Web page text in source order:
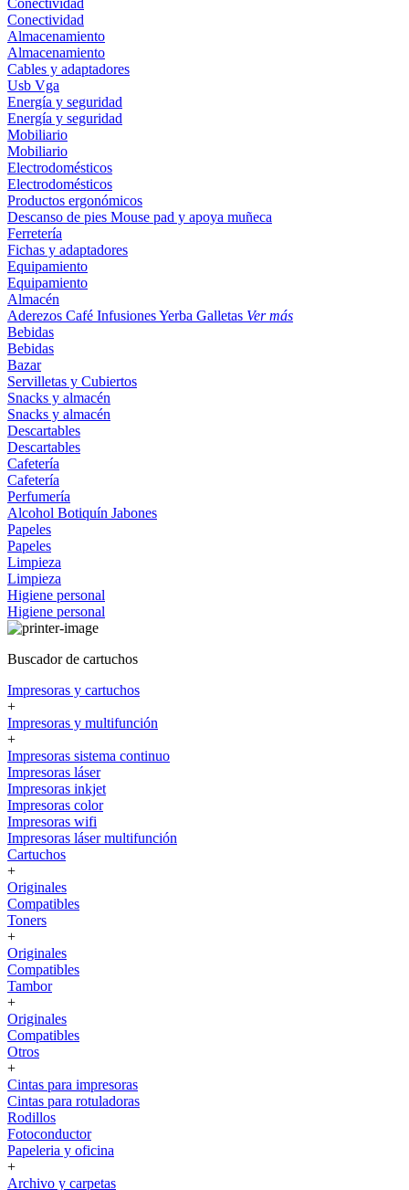
Conectividad
Conectividad
Almacenamiento
Almacenamiento
Cables y adaptadores
Usb Vga
Energía y seguridad
Energía y seguridad
Mobiliario
Mobiliario
Electrodomésticos
Electrodomésticos
Productos ergonómicos
Descanso de pies Mouse pad y apoya muñeca
Ferretería
Fichas y adaptadores
Equipamiento
Equipamiento
Almacén
Aderezos Café InfusionesYerba Galletas Ver más
Bebidas
Bebidas
Bazar
Servilletas y Cubiertos
Snacks y almacén
Snacks y almacén
Descartables
Descartables
Cafetería
Cafetería
Perfumería
Alcohol Botiquín Jabones
Papeles
Papeles
Limpieza
Limpieza
Higiene personal
Higiene personal
Buscador de cartuchos
Impresoras y cartuchos
+
Impresoras y multifunción
+
Impresoras sistema continuo
Impresoras láser
Impresoras inkjet
Impresoras color
Impresoras wifi
Impresoras láser multifunción
Cartuchos
+
Originales
Compatibles
Toners
+
Originales
Compatibles
Tambor
+
Originales
Compatibles
Otros
+
Cintas para impresoras
Cintas para rotuladoras
Rodillos
Fotoconductor
Papeleria y oficina
+
Archivo y carpetas